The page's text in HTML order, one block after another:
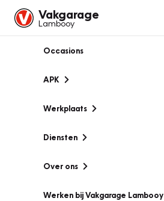
Vakgarage
Lambooy
Occasions
APK
Werkplaats
Diensten
Over ons
Werken bij Vakgarage Lambooy